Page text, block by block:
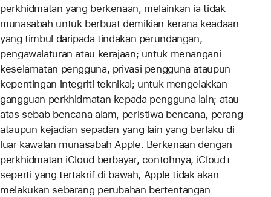
perkhidmatan yang berkenaan, melainkan ia tidak
munasabah untuk berbuat demikian kerana keadaan
yang timbul daripada tindakan perundangan,
pengawalaturan atau kerajaan; untuk menangani
keselamatan pengguna, privasi pengguna ataupun
kepentingan integriti teknikal; untuk mengelakkan
gangguan perkhidmatan kepada pengguna lain; atau
atas sebab bencana alam, peristiwa bencana, perang
ataupun kejadian sepadan yang lain yang berlaku di
luar kawalan munasabah Apple. Berkenaan dengan
perkhidmatan iCloud berbayar, contohnya, iCloud+
seperti yang tertakrif di bawah, Apple tidak akan
melakukan sebarang perubahan bertentangan